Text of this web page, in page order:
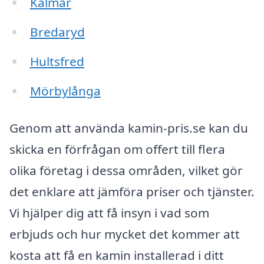
Bredaryd
Hultsfred
Mörbylånga
Genom att använda kamin-pris.se kan du
skicka en förfrågan om offert till flera
olika företag i dessa områden, vilket gör
det enklare att jämföra priser och tjänster.
Vi hjälper dig att få insyn i vad som
erbjuds och hur mycket det kommer att
kosta att få en kamin installerad i ditt